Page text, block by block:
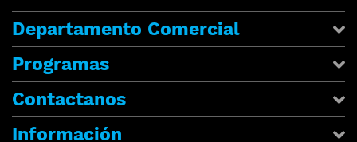
Departamento Comercial
Programas
Contactanos
Información